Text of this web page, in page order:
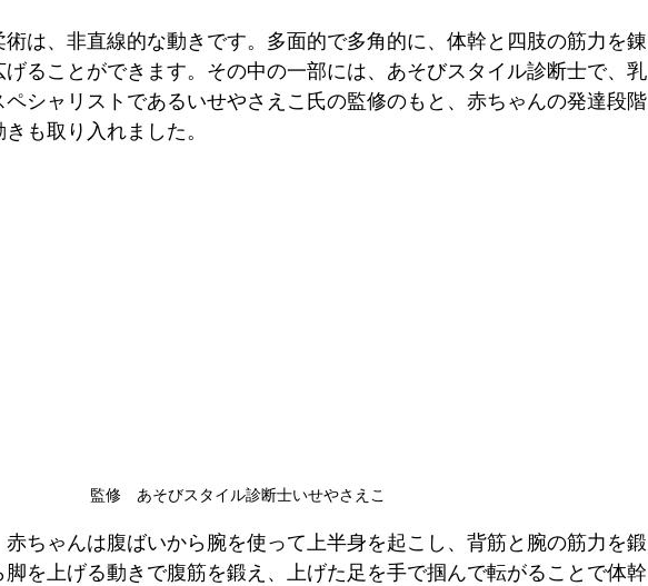
は、非直線的な動きです。多面的で多角的に、体幹と四肢の筋力を錬
げることができます。その中の一部には、あそびスタイル診断士で、乳
シャリストであるいせやさえこ氏の監修のもと、赤ちゃんの発達段階
も取り入れました。
監修　あそびスタイル診断士いせやさえこ
ちゃんは腹ばいから腕を使って上半身を起こし、背筋と腕の筋力を鍛
脚を上げる動きで腹筋を鍛え、上げた足を手で掴んで転がることで体幹